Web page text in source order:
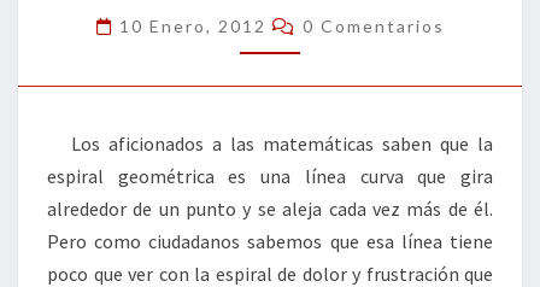
EL
NAUFRAGIO
10 Enero, 2012 Comentarios
0 Comentarios
Los aficionados a las matemáticas saben que la
espiral geométrica es una línea curva que gira
alrededor de un punto y se aleja cada vez más de él.
Pero como ciudadanos sabemos que esa línea tiene
poco que ver con la espiral de dolor y frustración que